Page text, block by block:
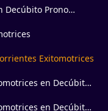
Decúbito Prono
Exitomotrices
en Decúbito
en Decúbito